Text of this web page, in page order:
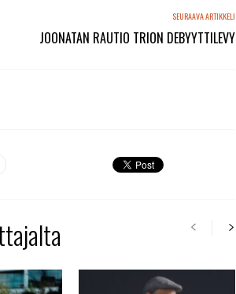
SEURAAVA ARTIKKELI
JOONATAN RAUTIO TRION DEBYYTTILEVY